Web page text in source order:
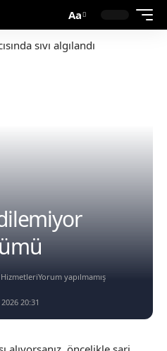
Aa
20:31
Yorum yapılmamış